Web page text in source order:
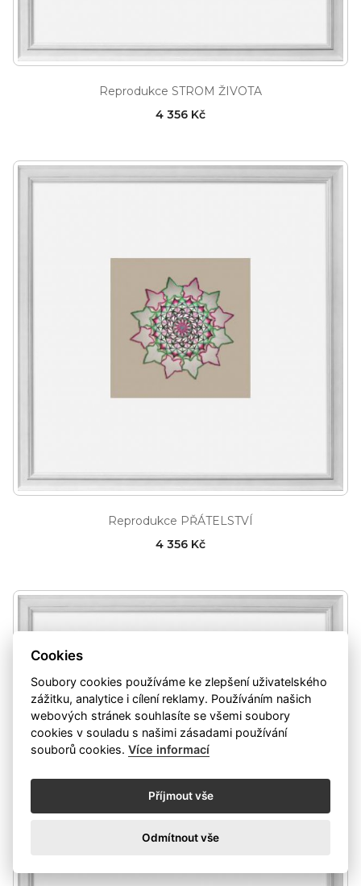
Reprodukce STROM ŽIVOTA
4 356 Kč
Reprodukce PŘÁTELSTVÍ
4 356 Kč
Cookies
Soubory cookies používáme ke zlepšení uživatelského
zážitku, analytice i cílení reklamy. Používáním našich
webových stránek souhlasíte se všemi soubory
cookies v souladu s našimi zásadami používání
souborů cookies.Více informací
Příjmout vše
Odmítnout vše